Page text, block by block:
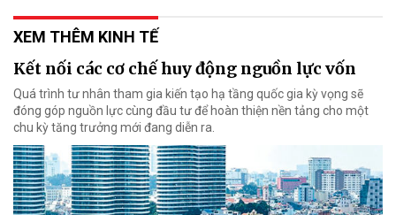
XEM THÊM KINH TẾ
Kết nối các cơ chế huy động nguồn lực vốn
Quá trình tư nhân tham gia kiến tạo hạ tầng quốc gia kỳ vọng sẽ
đóng góp nguồn lực cùng đầu tư để hoàn thiện nền tảng cho một
chu kỳ tăng trưởng mới đang diễn ra.